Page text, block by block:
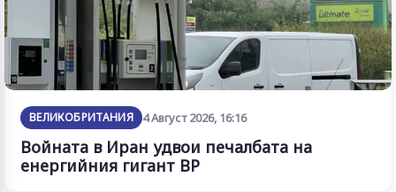
ВЕЛИКОБРИТАНИЯ 4 Август 2026, 16:16
Войната в Иран удвои печалбата на
енергийния гигант BP